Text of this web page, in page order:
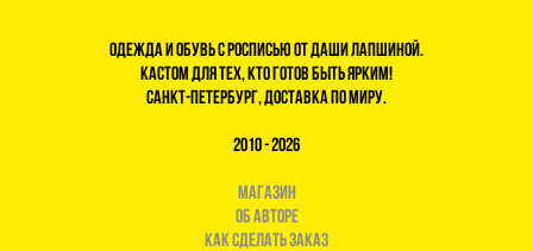
Одежда и обувь с росписью от Даши Лапшиной.
Кастом для тех, кто готов быть ярким!
Санкт-Петербург, доставка по миру.
2010 - 2026
магазин
Об авторе
Как сделать заказ